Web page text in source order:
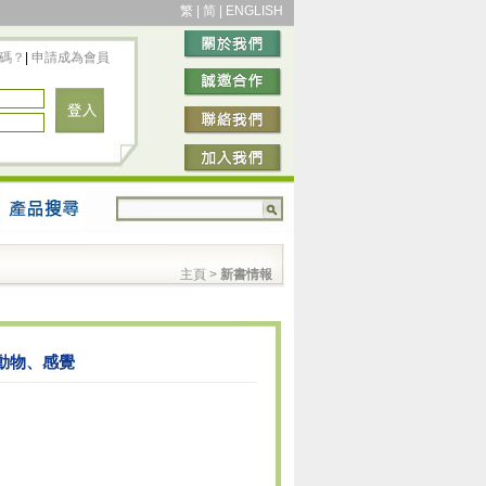
繁 简 ENGLISH
？ 申請成為會員
主頁 > 新書情報
物、感覺